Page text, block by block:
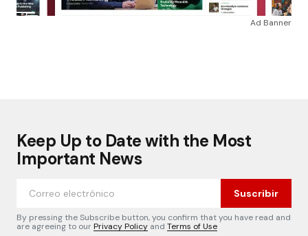
Ad Banner
Keep Up to Date with the Most
Important News
Suscribir
By pressing the Subscribe button, you confirm that you have read and
are agreeing to ourPrivacy Policy and Terms of Use